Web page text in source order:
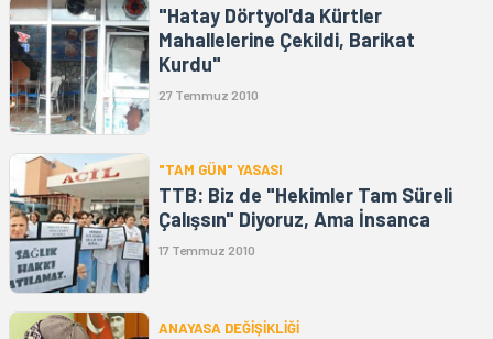
"Hatay Dörtyol'da Kürtler
Mahallelerine Çekildi, Barikat
Kurdu"
27 Temmuz 2010
"TAM GÜN" YASASI
TTB: Biz de "Hekimler Tam Süreli
Çalışsın" Diyoruz, Ama İnsanca
17 Temmuz 2010
ANAYASA DEĞİŞİKLİĞİ